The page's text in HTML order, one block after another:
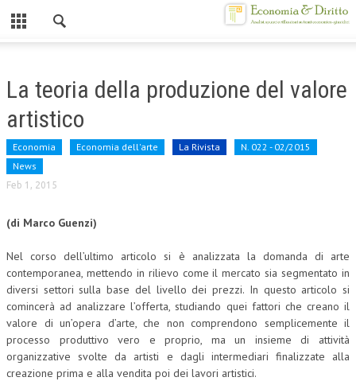
CHI SIAMO
CONTATTI
ATTO COSTITUTIVO E STATUTO
ORGANIZZAZIONE
OBIETTIVI
DIREZIONE SCIENTIFICA
ALTA FORMAZIONE
CORSI CE.S.E.D.
La teoria della produzione del valore
artistico
Economia Economia dell'arte La Rivista
N. 022 - 02/2015
News
Feb 1, 2015
(di Marco Guenzi)
Nel corso dell’ultimo articolo si è analizzata la domanda di arte
contemporanea, mettendo in rilievo come il mercato sia segmentato in
diversi settori sulla base del livello dei prezzi. In questo articolo si
comincerà ad analizzare l’offerta, studiando quei fattori che creano il
valore di un’opera d’arte, che non comprendono semplicemente il
processo produttivo vero e proprio, ma un insieme di attività
organizzative svolte da artisti e dagli intermediari finalizzate alla
creazione prima e alla vendita poi dei lavori artistici.